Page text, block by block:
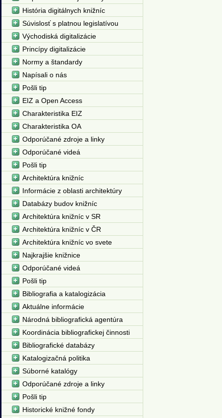
História digitálnych knižníc
Súvislosť s platnou legislatívou
Východiská digitalizácie
Princípy digitalizácie
Normy a štandardy
Napísali o nás
Pošli tip
EIZ a Open Access
Charakteristika EIZ
Charakteristika OA
Odporúčané zdroje a linky
Odporúčané videá
Pošli tip
Architektúra knižníc
Informácie z oblasti architektúry
Databázy budov knižníc
Architektúra knižníc v SR
Architektúra knižníc v ČR
Architektúra knižníc vo svete
Najkrajšie knižnice
Odporúčané videá
Pošli tip
Bibliografia a katalogizácia
Aktuálne informácie
Národná bibliografická agentúra
Koordinácia bibliografickej činnosti
Bibliografické databázy
Katalogizačná politika
Súborné katalógy
Odporúčané zdroje a linky
Pošli tip
Historické knižné fondy